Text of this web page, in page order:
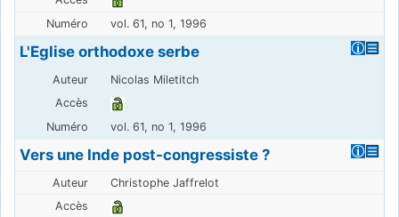
vol. 61, no 1, 1996
L'Eglise orthodoxe serbe
Nicolas Miletitch
vol. 61, no 1, 1996
Vers une Inde post-congressiste ?
Christophe Jaffrelot